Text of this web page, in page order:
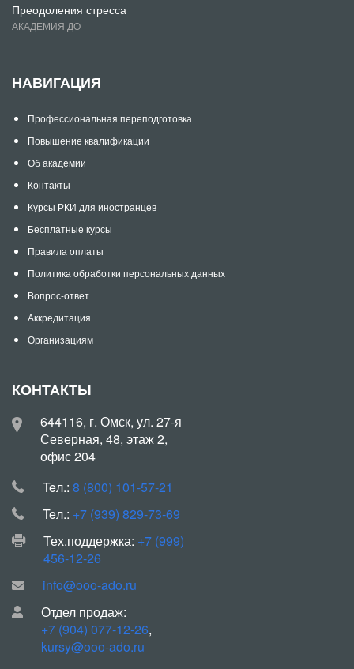
Преодоления стресса
АКАДЕМИЯ ДО
НАВИГАЦИЯ
Профессиональная переподготовка
Повышение квалификации
Об академии
Контакты
Курсы РКИ для иностранцев
Бесплатные курсы
Правила оплаты
Политика обработки персональных данных
Вопрос-ответ
Аккредитация
Организациям
КОНТАКТЫ
644116, г. Омск, ул. 27-я
Северная, 48, этаж 2,
офис 204
Teл.: 8 (800) 101-57-21
Teл.: +7 (939) 829-73-69
Тех.поддержка: +7 (999)
456-12-26
info@ooo-ado.ru
Отдел продаж:
+7 (904) 077-12-26,
kursy@ooo-ado.ru